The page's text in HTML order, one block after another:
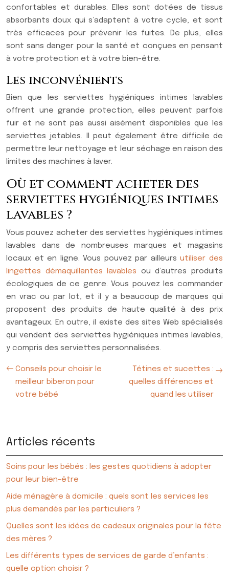
confortables et durables. Elles sont dotées de tissus
absorbants doux qui s’adaptent à votre cycle, et sont
très efficaces pour prévenir les fuites. De plus, elles
sont sans danger pour la santé et conçues en pensant
à votre protection et à votre bien-être.
Les inconvénients
Bien que les serviettes hygiéniques intimes lavables
offrent une grande protection, elles peuvent parfois
fuir et ne sont pas aussi aisément disponibles que les
serviettes jetables. Il peut également être difficile de
permettre leur nettoyage et leur séchage en raison des
limites des machines à laver.
Où et comment acheter des
serviettes hygiéniques intimes
lavables ?
Vous pouvez acheter des serviettes hygiéniques intimes
lavables dans de nombreuses marques et magasins
locaux et en ligne. Vous pouvez par ailleursutiliser des
lingettes démaquillantes lavables ou d’autres produits
écologiques de ce genre. Vous pouvez les commander
en vrac ou par lot, et il y a beaucoup de marques qui
proposent des produits de haute qualité à des prix
avantageux. En outre, il existe des sites Web spécialisés
qui vendent des serviettes hygiéniques intimes lavables,
y compris des serviettes personnalisées.
Conseils pour choisir le
meilleur biberon pour
votre bébé
Tétines et sucettes :
quelles différences et
quand les utiliser
Articles récents
Soins pour les bébés : les gestes quotidiens à adopter
pour leur bien-être
Aide ménagère à domicile : quels sont les services les
plus demandés par les particuliers ?
Quelles sont les idées de cadeaux originales pour la fête
des mères ?
Les différents types de services de garde d’enfants :
quelle option choisir ?